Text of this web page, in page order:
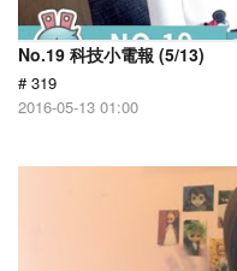
No.19 科技小電報 (5/13)
# 319
2016-05-13 01:00